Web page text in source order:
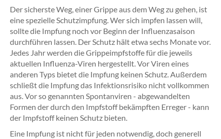
Der sicherste Weg, einer Grippe aus dem Weg zu gehen, ist
eine spezielle Schutzimpfung. Wer sich impfen lassen will,
sollte die Impfung noch vor Beginn der Influenzasaison
durchführen lassen. Der Schutz hält etwa sechs Monate vor.
Jedes Jahr werden die Grippeimpfstoffe für die jeweils
aktuellen Influenza-Viren hergestellt. Vor Viren eines
anderen Typs bietet die Impfung keinen Schutz. Außerdem
schließt die Impfung das Infektionsrisiko nicht vollkommen
aus. Vor so genannten Spontanviren - abgewandelten
Formen der durch den Impfstoff bekämpften Erreger - kann
der Impfstoff keinen Schutz bieten.
Eine Impfung ist nicht für jeden notwendig, doch generell